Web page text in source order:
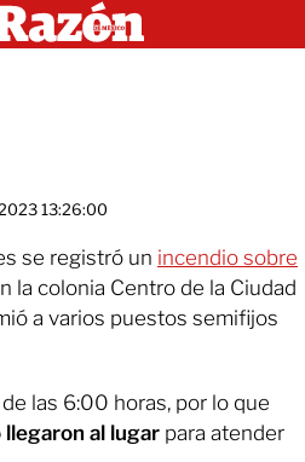
13:26:00
se registró un incendio sobre
la colonia Centro de la Ciudad
a varios puestos semifijos
las 6:00 horas, por lo que
al lugar para atender